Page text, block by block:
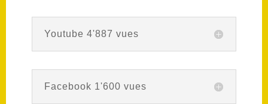
Youtube 4'887 vues
Facebook 1'600 vues